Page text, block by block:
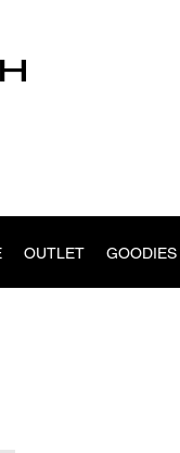
OUTLET GOODIES